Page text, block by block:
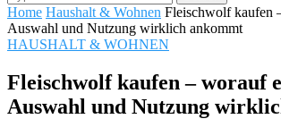
Home Haushalt & Wohnen Fleischwolf kaufen
Auswahl und Nutzung wirklich ankommt
HAUSHALT & WOHNEN
Fleischwolf kaufen – worauf
Auswahl und Nutzung